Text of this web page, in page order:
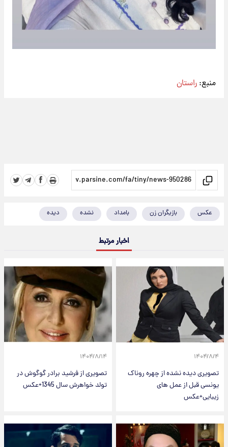
منبع: راستان
عکس بازیگران زن بامداد نشده دیده
اخبار مرتبط
۱۴۰۴/۸/۴
تصویری دیده نشده از چهره روناک
یونسی قبل از عمل های
زیبایی+عکس
۱۴۰۴/۸/۱۴
تصویری از فرشید برادر گوگوش در
تولد خواهرش سال 1345+عکس